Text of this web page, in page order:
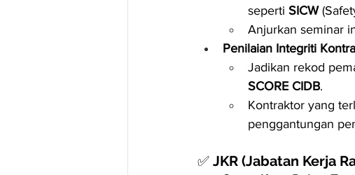
seperti SICW
Anjurkan seminar
Penilaian Integriti
Jadikan rekod
SCORE CIDB.
Kontraktor yang
penggantungan
✅ JKR (Jabatan Kerja